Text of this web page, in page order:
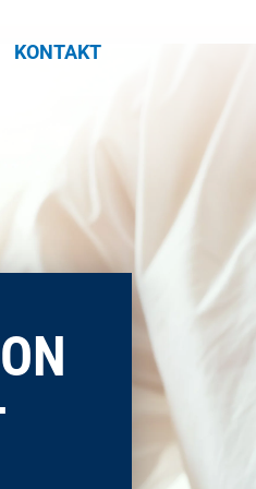
KONTAKT